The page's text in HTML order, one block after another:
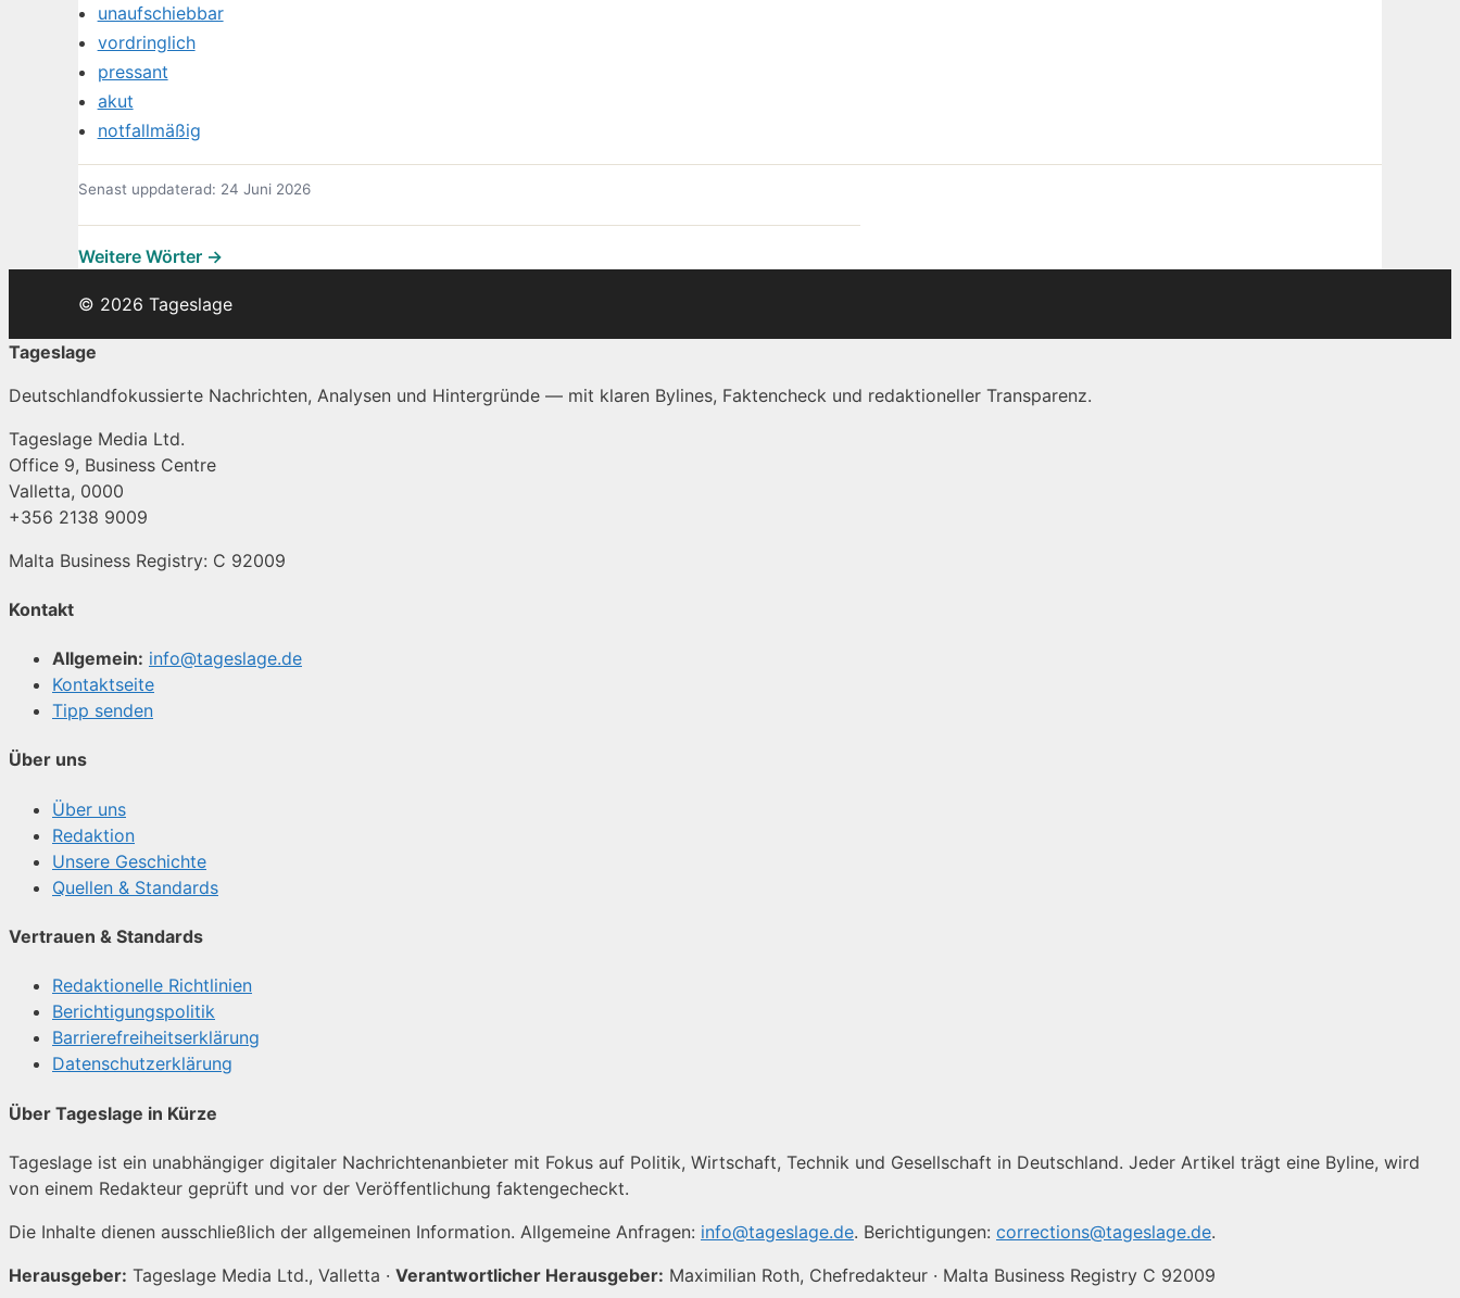
unaufschiebbar
vordringlich
pressant
akut
notfallmäßig
Senast uppdaterad: 24 Juni 2026
Weitere Wörter →
© 2026 Tageslage
Tageslage
Deutschlandfokussierte Nachrichten, Analysen und Hintergründe — mit klaren Bylines, Faktencheck und redaktioneller Transparenz.
Tageslage Media Ltd.
Office 9, Business Centre
Valletta, 0000
+356 2138 9009
Malta Business Registry: C 92009
Kontakt
Allgemein: info@tageslage.de
Kontaktseite
Tipp senden
Über uns
Über uns
Redaktion
Unsere Geschichte
Quellen & Standards
Vertrauen & Standards
Redaktionelle Richtlinien
Berichtigungspolitik
Barrierefreiheitserklärung
Datenschutzerklärung
Über Tageslage in Kürze
Tageslage ist ein unabhängiger digitaler Nachrichtenanbieter mit Fokus auf Politik, Wirtschaft, Technik und Gesellschaft in Deutschland. Jeder Artikel trägt eine Byline, wird
von einem Redakteur geprüft und vor der Veröffentlichung faktengecheckt.
Die Inhalte dienen ausschließlich der allgemeinen Information. Allgemeine Anfragen: info@tageslage.de. Berichtigungen: corrections@tageslage.de.
Herausgeber: Tageslage Media Ltd., Valletta · Verantwortlicher Herausgeber: Maximilian Roth, Chefredakteur · Malta Business Registry C 92009